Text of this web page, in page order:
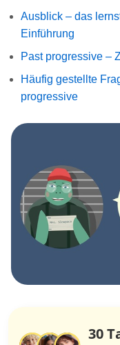
Ausblick – das
Einführung
Past progressive –
Häufig gestellte
progressive
30